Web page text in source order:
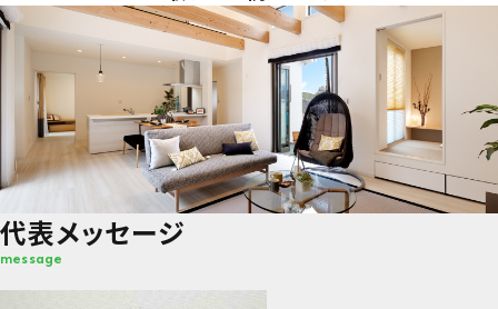
代表メッセージ
message
エリア 沿線・駅
学区 地図